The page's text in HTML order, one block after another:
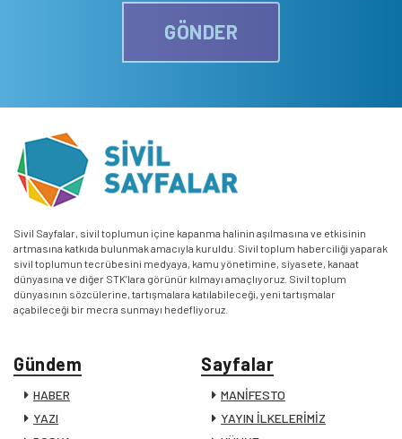
GÖNDER
Sivil Sayfalar, sivil toplumun içine kapanma halinin aşılmasına ve etkisinin
artmasına katkıda bulunmak amacıyla kuruldu. Sivil toplum haberciliği yaparak
sivil toplumun tecrübesini medyaya, kamu yönetimine, siyasete, kanaat
dünyasına ve diğer STK’lara görünür kılmayı amaçlıyoruz. Sivil toplum
dünyasının sözcülerine, tartışmalara katılabileceği, yeni tartışmalar
açabileceği bir mecra sunmayı hedefliyoruz.
Gündem
HABER
YAZI
Sayfalar
MANİFESTO
YAYIN İLKELERİMİZ